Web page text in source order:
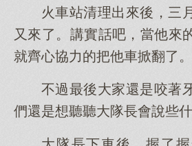
火車站清理出來後，三
又來了。講實話吧，當他來
就齊心協力的把他車掀翻了。
不過最後大家還是咬著
們還是想聽聽大隊長會說些什